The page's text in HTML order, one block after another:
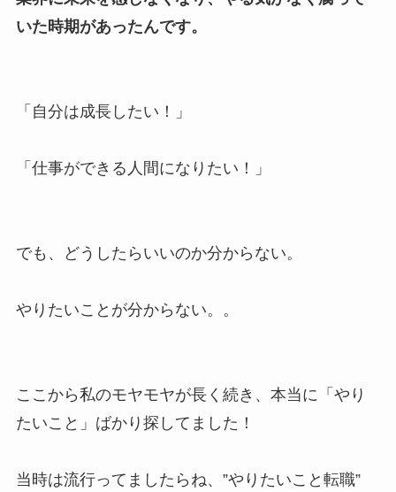
いた時期があったんです。
「自分は成長したい！」
「仕事ができる人間になりたい！」
でも、どうしたらいいのか分からない。
やりたいことが分からない。。
ここから私のモヤモヤが長く続き、本当に「やり
たいこと」ばかり探してました！
当時は流行ってましたらね、”やりたいこと転職”